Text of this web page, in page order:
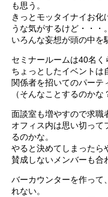
も思う。
きっとモッタイナイお化
うな気がするけど・・・。
いろんな妄想が頭の中を
セミナールームは40名く
ちょっとしたイベントは
関係者を招いてのパーテ
（そんなことするのかな
面談室も増やすので求職
オフィス内は思い切って
るのかな。
やると決めてしまったら
賛成しないメンバーも合
バーカウンターを作って
れない。